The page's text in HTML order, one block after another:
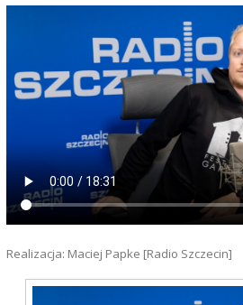
Realizacja: Maciej Papke [Radio Szczecin]